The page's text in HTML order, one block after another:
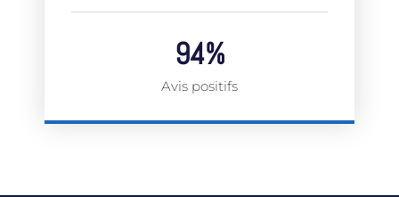
Avis positifs
94%